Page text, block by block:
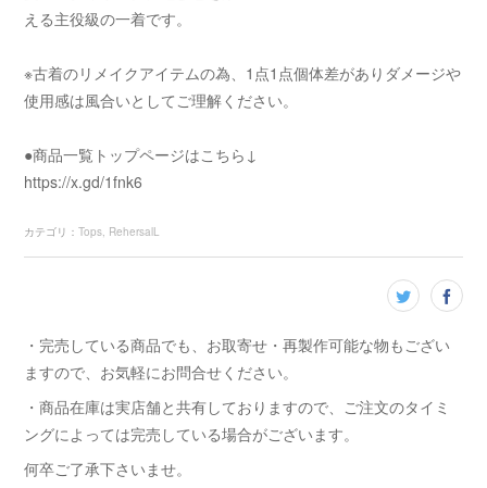
える主役級の一着です。
※古着のリメイクアイテムの為、1点1点個体差がありダメージや
使用感は風合いとしてご理解ください。
●商品一覧トップページはこちら↓
https://x.gd/1fnk6
カテゴリ ：Tops RehersalL
・完売している商品でも、お取寄せ・再製作可能な物もござい
ますので、お気軽にお問合せください。
・商品在庫は実店舗と共有しておりますので、ご注文のタイミ
ングによっては完売している場合がございます。
何卒ご了承下さいませ。